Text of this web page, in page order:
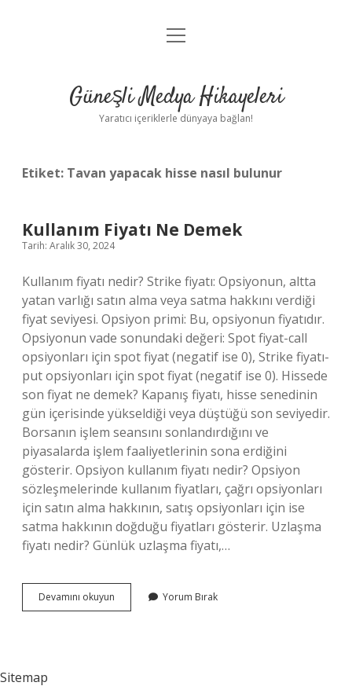
Anasayfa
Yasal Uyarı
menüyü
Güneşli Medya Hikayeleri
Yaratıcı içeriklerle dünyaya bağlan!
Etiket: Tavan yapacak hisse nasıl bulunur
Kullanım Fiyatı Ne Demek
Tarih: Aralık 30, 2024
Kullanım fiyatı nedir? Strike fiyatı: Opsiyonun, altta
yatan varlığı satın alma veya satma hakkını verdiği
fiyat seviyesi. Opsiyon primi: Bu, opsiyonun fiyatıdır.
Opsiyonun vade sonundaki değeri: Spot fiyat-call
opsiyonları için spot fiyat (negatif ise 0), Strike fiyatı-
put opsiyonları için spot fiyat (negatif ise 0). Hissede
son fiyat ne demek? Kapanış fiyatı, hisse senedinin
gün içerisinde yükseldiği veya düştüğü son seviyedir.
Borsanın işlem seansını sonlandırdığını ve
piyasalarda işlem faaliyetlerinin sona erdiğini
gösterir. Opsiyon kullanım fiyatı nedir? Opsiyon
sözleşmelerinde kullanım fiyatları, çağrı opsiyonları
için satın alma hakkının, satış opsiyonları için ise
satma hakkının doğduğu fiyatları gösterir. Uzlaşma
fiyatı nedir? Günlük uzlaşma fiyatı,…
Devamını okuyun Kullanım
Fiyatı
Yorum Bırak
Sitemap